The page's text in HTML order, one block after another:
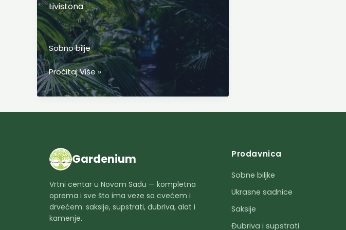
Livistona
Sobno bilje
Livistona
Pročitaj Više »
Gardenium
Vrtni centar u Novom Sadu — kompletna
oprema i sve što ima veze sa cvećem i
drvećem: saksije, supstrati, đubriva, alat i
kamenje.
Prodavnica
Sobne biljke
Ukrasne sadnice
Saksije
Đubriva i supstrati